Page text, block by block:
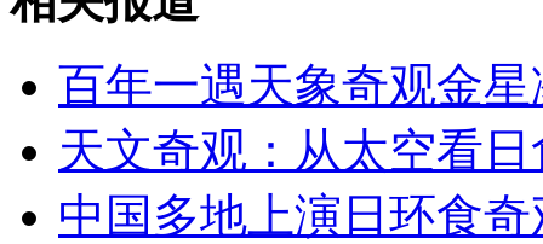
山西运城恶犬咬伤多人 警民合力深夜将其击毙
百年一遇天象奇观金
天文奇观：从太空看
中国多地上演日环食